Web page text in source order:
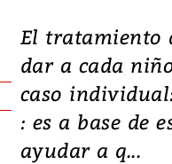
El tratamiento
dar a cada
caso
: es a base de
ayudar a q...
Video,
deja
daños